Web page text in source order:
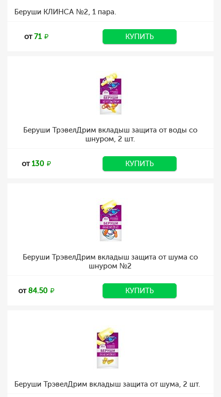
Беруши КЛИНСА №2, 1 пара.
от71 КУПИТЬ
Беруши ТрэвелДрим вкладыш защита от воды со
шнуром, 2 шт.
от130 КУПИТЬ
Беруши ТрэвелДрим вкладыш защита от шума со
шнуром №2
от84.50 КУПИТЬ
Беруши ТрэвелДрим вкладыш защита от шума, 2 шт.